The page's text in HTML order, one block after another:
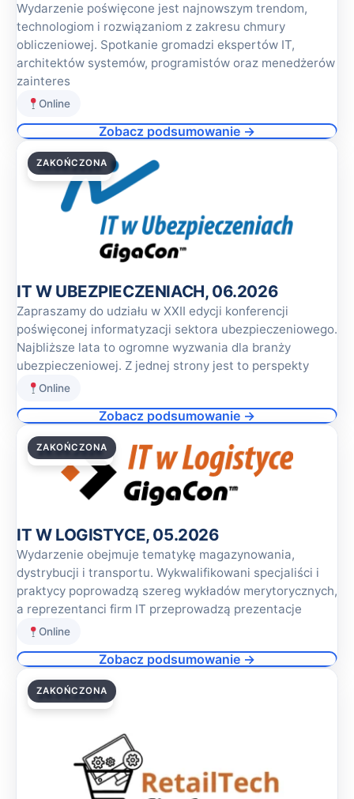
Wydarzenie poświęcone jest najnowszym trendom,
technologiom i rozwiązaniom z zakresu chmury
obliczeniowej. Spotkanie gromadzi ekspertów IT,
architektów systemów, programistów oraz menedżerów
zainteres
Online
Zobacz podsumowanie →
18.06.2026
ZAKOŃCZONA
IT W UBEZPIECZENIACH, 06.2026
Zapraszamy do udziału w XXII edycji konferencji
poświęconej informatyzacji sektora ubezpieczeniowego.
Najbliższe lata to ogromne wyzwania dla branży
ubezpieczeniowej. Z jednej strony jest to perspekty
Online
Zobacz podsumowanie →
28.05.2026
ZAKOŃCZONA
IT W LOGISTYCE, 05.2026
Wydarzenie obejmuje tematykę magazynowania,
dystrybucji i transportu. Wykwalifikowani specjaliści i
praktycy poprowadzą szereg wykładów merytorycznych,
a reprezentanci firm IT przeprowadzą prezentacje
Online
Zobacz podsumowanie →
28.05.2026
ZAKOŃCZONA